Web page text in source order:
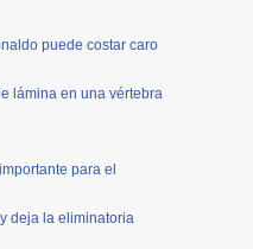
puede costar caro
lámina en una vértebra
para el
deja la eliminatoria